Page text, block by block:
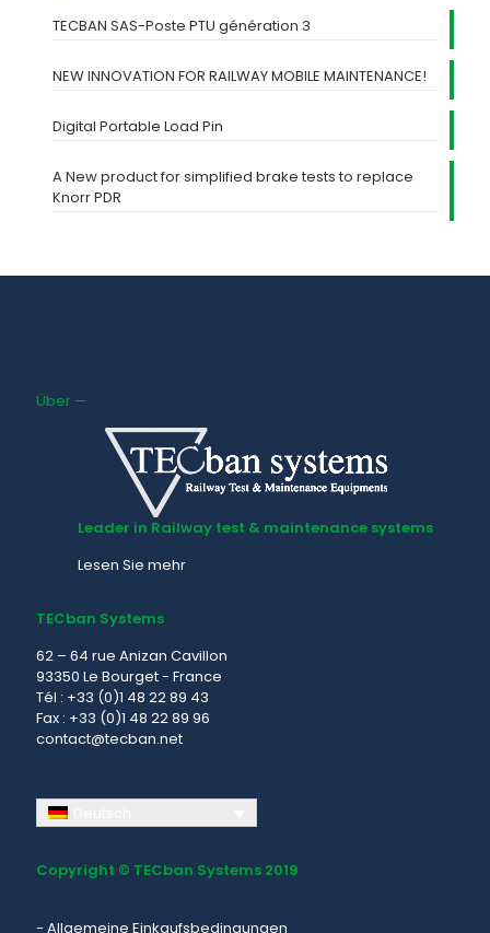
TECBAN SAS-Poste PTU génération 3
NEW INNOVATION FOR RAILWAY MOBILE MAINTENANCE!
Digital Portable Load Pin
A New product for simplified brake tests to replace
Knorr PDR
Über —
Leader in Railway test & maintenance systems
Lesen Sie mehr
TECban Systems
62 – 64 rue Anizan Cavillon
93350 Le Bourget - France
Tél : +33 (0)1 48 22 89 43
Fax : +33 (0)1 48 22 89 96
contact@tecban.net
Copyright © TECban Systems 2019
- Allgemeine Einkaufsbedingungen